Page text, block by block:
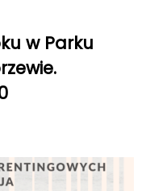
w Parku